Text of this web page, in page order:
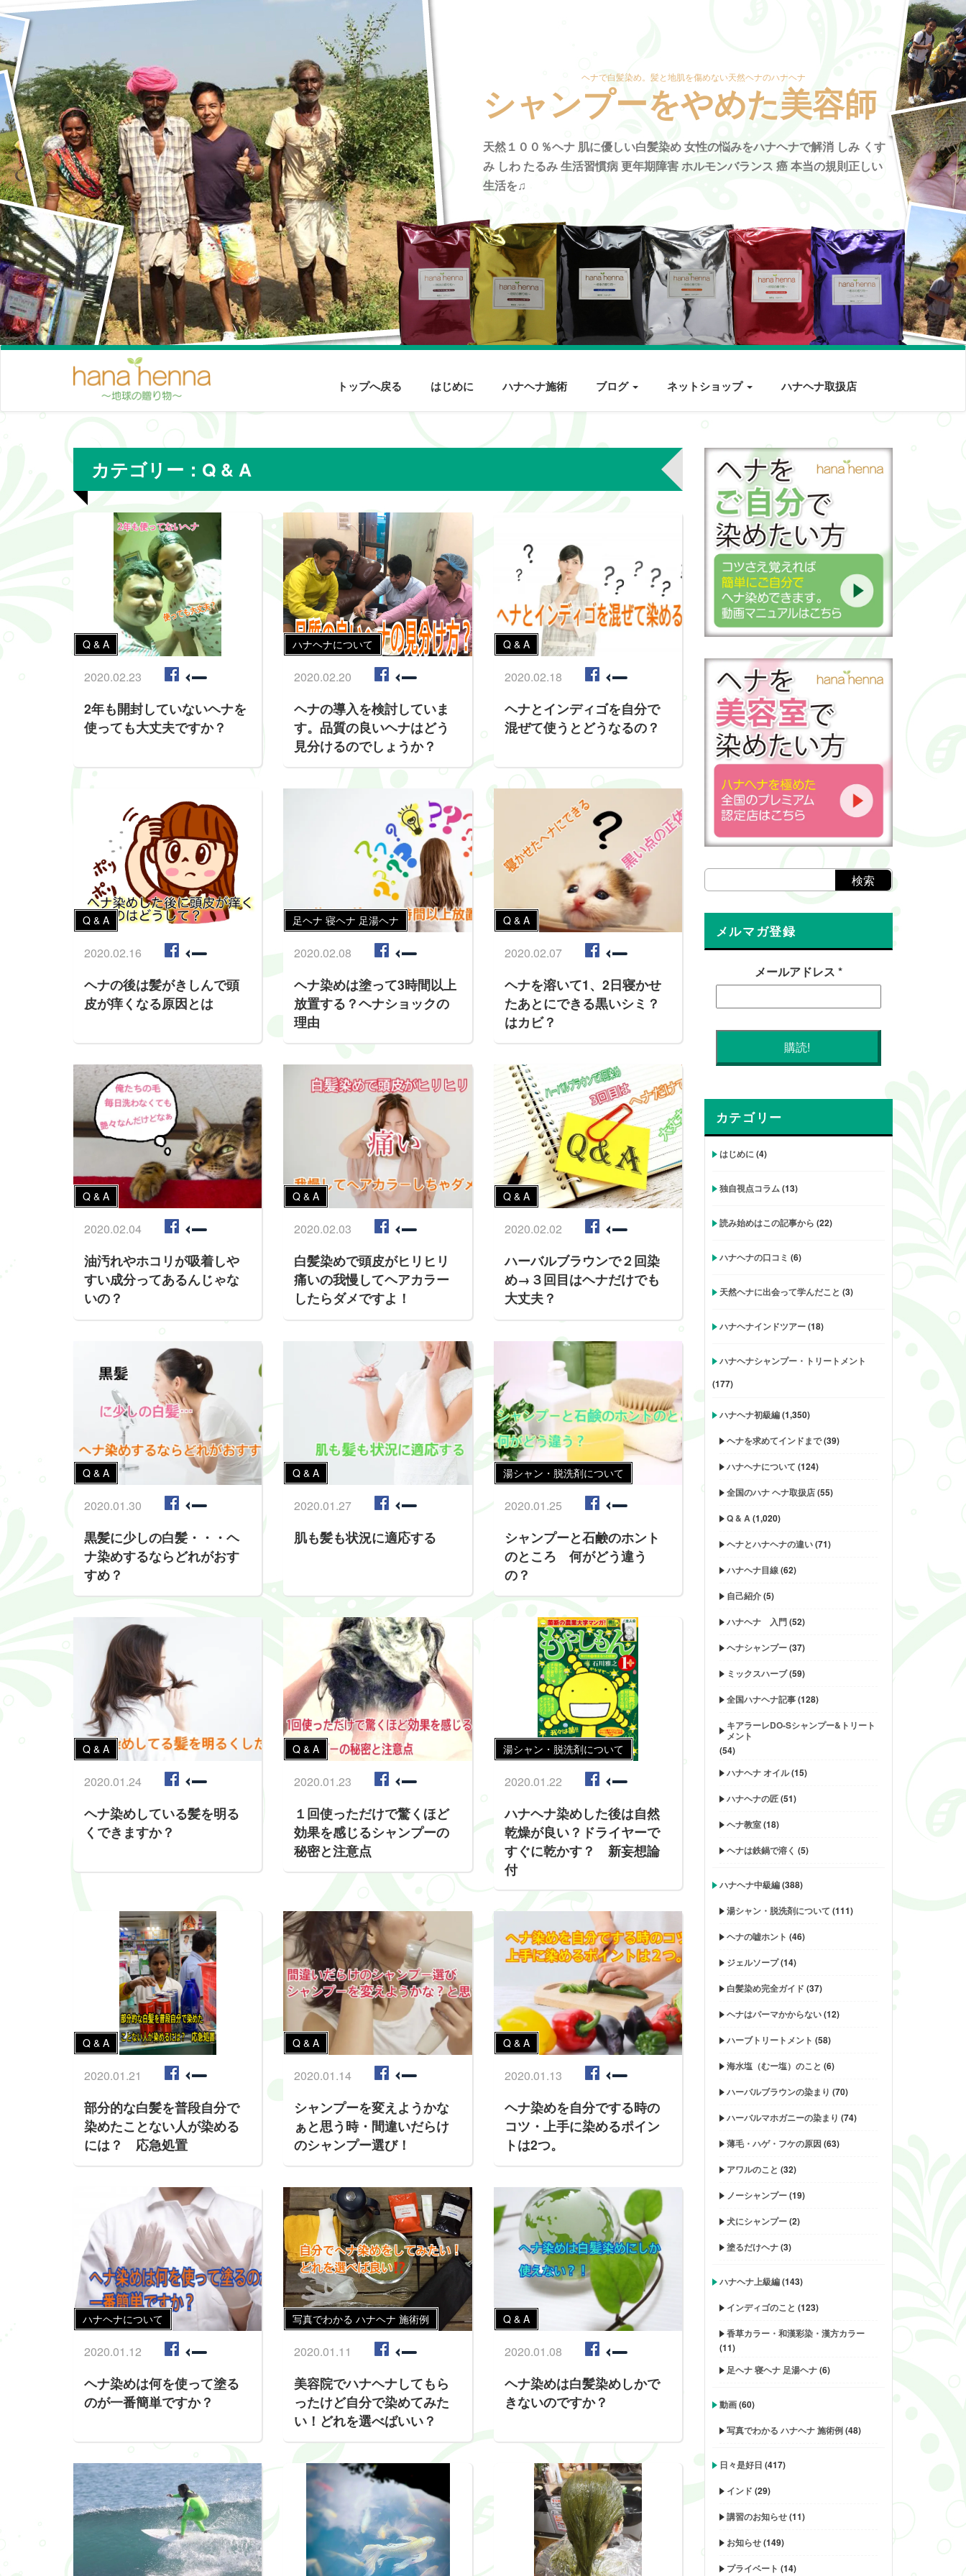
ヘナで白髪染め。髪と地肌を傷めない天然ヘナのハナヘナ
シャンプーをやめた美容師
天然１００％ヘナ 肌に優しい白髪染め 女性の悩みをハナヘナで解消 しみ くす
み しわ たるみ 生活習慣病 更年期障害 ホルモンバランス 癌 本当の規則正しい
生活を♫
トップへ戻る はじめに ハナヘナ施術 ブログ ネットショップ ハナヘナ取扱店
カテゴリー：Q & A
Q & A
2020.02.23
2年も開封していないヘナを
使っても大丈夫ですか？
ハナヘナについて
2020.02.20
ヘナの導入を検討していま
す。品質の良いヘナはどう
見分けるのでしょうか？
Q & A
2020.02.18
ヘナとインディゴを自分で
混ぜて使うとどうなるの？
Q & A
2020.02.16
ヘナの後は髪がきしんで頭
皮が痒くなる原因とは
足ヘナ 寝ヘナ 足湯ヘナ
2020.02.08
ヘナ染めは塗って3時間以上
放置する？ヘナショックの
理由
Q & A
2020.02.07
ヘナを溶いて1、2日寝かせ
たあとにできる黒いシミ？
はカビ？
Q & A
2020.02.04
油汚れやホコリが吸着しや
すい成分ってあるんじゃな
いの？
Q & A
2020.02.03
白髪染めで頭皮がヒリヒリ
痛いの我慢してヘアカラー
したらダメですよ！
Q & A
2020.02.02
ハーバルブラウンで２回染
め→３回目はヘナだけでも
大丈夫？
Q & A
2020.01.30
黒髪に少しの白髪・・・ヘ
ナ染めするならどれがおす
すめ？
Q & A
2020.01.27
肌も髪も状況に適応する
湯シャン・脱洗剤について
2020.01.25
シャンプーと石鹸のホント
のところ 何がどう違う
の？
Q & A
2020.01.24
ヘナ染めしている髪を明る
くできますか？
Q & A
2020.01.23
１回使っただけで驚くほど
効果を感じるシャンプーの
秘密と注意点
湯シャン・脱洗剤について
2020.01.22
ハナヘナ染めした後は自然
乾燥が良い？ドライヤーで
すぐに乾かす？ 新妄想論
付
Q & A
2020.01.21
部分的な白髪を普段自分で
染めたことない人が染める
には？ 応急処置
Q & A
2020.01.14
シャンプーを変えようかな
ぁと思う時・間違いだらけ
のシャンプー選び！
Q & A
2020.01.13
ヘナ染めを自分でする時の
コツ・上手に染めるポイン
トは2つ。
ハナヘナについて
2020.01.12
ヘナ染めは何を使って塗る
のが一番簡単ですか？
写真でわかる ハナヘナ 施術例
2020.01.11
美容院でハナヘナしてもら
ったけど自分で染めてみた
い！どれを選べばいい？
Q & A
2020.01.08
ヘナ染めは白髪染めしかで
きないのですか？
メルマガ登録
メールアドレス *
カテゴリー
はじめに(4)
独自視点コラム(13)
読み始めはこの記事から (22)
ハナヘナの口コミ (6)
天然ヘナに出会って学んだこと (3)
ハナヘナインドツアー(18)
ハナヘナシャンプー・トリートメント
(177)
ハナヘナ初級編(1,350)
ヘナを求めてインドまで(39)
ハナヘナについて (124)
全国のハナ ヘナ取扱店(55)
Q & A(1,020)
ヘナとハナヘナの違い(71)
ハナヘナ目線(62)
自己紹介(5)
ハナヘナ 入門(52)
ヘナシャンプー(37)
ミックスハーブ(59)
全国ハナヘナ記事(128)
キアラーレDO-Sシャンプー&トリート
メント
(54)
ハナヘナ オイル(15)
ハナヘナの匠(51)
ヘナ教室(18)
ヘナは鉄鍋で溶く (5)
ハナヘナ中級編(388)
湯シャン・脱洗剤について (111)
ヘナの嘘ホント (46)
ジェルソープ(14)
白髪染め完全ガイド (37)
ヘナはパーマかからない(12)
ハーブトリートメント (58)
海水塩（むー塩）のこと (6)
ハーバルブラウンの染まり (70)
ハーバルマホガニーの染まり (74)
薄毛・ハゲ・フケの原因(63)
アワルのこと (32)
ノーシャンプー(19)
犬にシャンプー(2)
塗るだけヘナ(3)
ハナヘナ上級編(143)
インディゴのこと (123)
香草カラー・和漢彩染・漢方カラー
(11)
足ヘナ 寝ヘナ 足湯ヘナ(6)
動画(60)
写真でわかる ハナヘナ 施術例(48)
日々是好日 (417)
インド (29)
講習のお知らせ(11)
お知らせ(149)
プライベート (14)